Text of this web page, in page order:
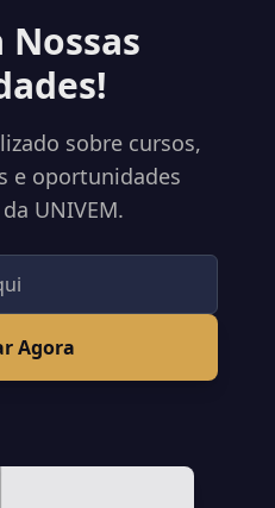
Nossas
sobre cursos,
e oportunidades
UNIVEM.
Agora